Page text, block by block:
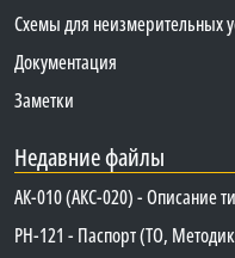
Схемы для неизмерительных
Документация
Заметки
Недавние файлы
АК-010 (АКС-020) - Описание
PH-121 - Паспорт (ТО,